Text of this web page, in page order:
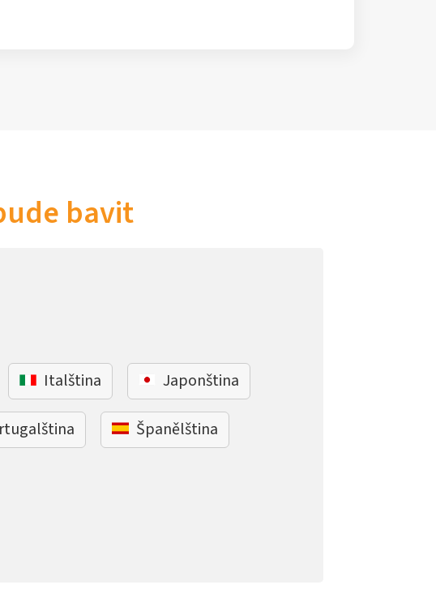
bavit
Italština Japonština
Španělština